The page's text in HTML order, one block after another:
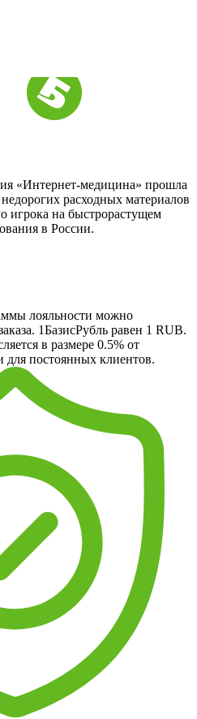
«Интернет-медицина» прошла
расходных материалов
игрока на быстрорастущем
в России.
лояльности можно
1БазисРубль равен 1 RUB.
в размере 0.5% от
постоянных клиентов.